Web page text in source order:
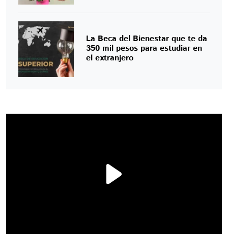
La Beca del Bienestar que te da
350 mil pesos para estudiar en
el extranjero